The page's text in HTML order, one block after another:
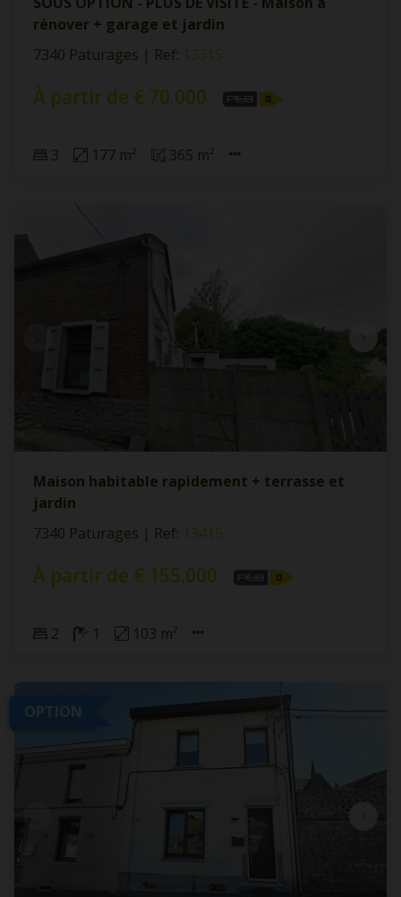
rénover + garage et jardin
7340 Paturages | Ref: 13315
À partir de € 70.000
3 177 m² 365 m²
Maison habitable rapidement + terrasse et
jardin
7340 Paturages | Ref: 13415
À partir de € 155.000
2 1 103 m²
OPTION